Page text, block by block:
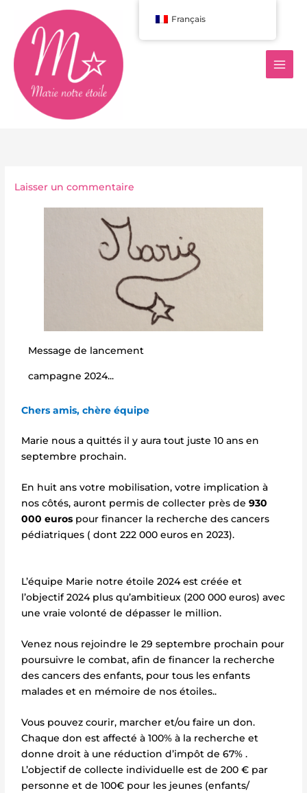
contenu
Laisser un commentaire
Message de lancement
campagne 2024...
Chers amis, chère équipe
Marie nous a quittés il y aura tout juste 10 ans en
septembre prochain.
En huit ans votre mobilisation, votre implication à
nos côtés, auront permis de collecter près de930
000 euros pour financer la recherche des cancers
pédiatriques ( dont 222 000 euros en 2023).
L’équipe Marie notre étoile 2024 est créée et
l’objectif 2024 plus qu’ambitieux (200 000 euros) avec
une vraie volonté de dépasser le million.
Venez nous rejoindre le 29 septembre prochain pour
poursuivre le combat, afin de financer la recherche
des cancers des enfants, pour tous les enfants
malades et en mémoire de nos étoiles..
Vous pouvez courir, marcher et/ou faire un don.
Chaque don est affecté à 100% à la recherche et
donne droit à une réduction d’impôt de 67% .
L’objectif de collecte individuelle est de 200 € par
personne et de 100€ pour les jeunes (enfants/
Français